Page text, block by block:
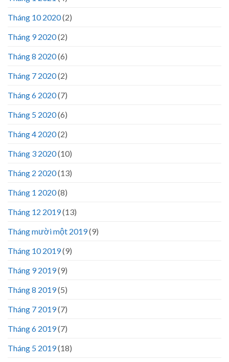
Tháng 10 2020(2)
Tháng 9 2020(2)
Tháng 8 2020(6)
Tháng 7 2020(2)
Tháng 6 2020(7)
Tháng 5 2020(6)
Tháng 4 2020(2)
Tháng 3 2020(10)
Tháng 2 2020(13)
Tháng 1 2020(8)
Tháng 12 2019(13)
Tháng mười một 2019(9)
Tháng 10 2019(9)
Tháng 9 2019(9)
Tháng 8 2019(5)
Tháng 7 2019(7)
Tháng 6 2019(7)
Tháng 5 2019(18)